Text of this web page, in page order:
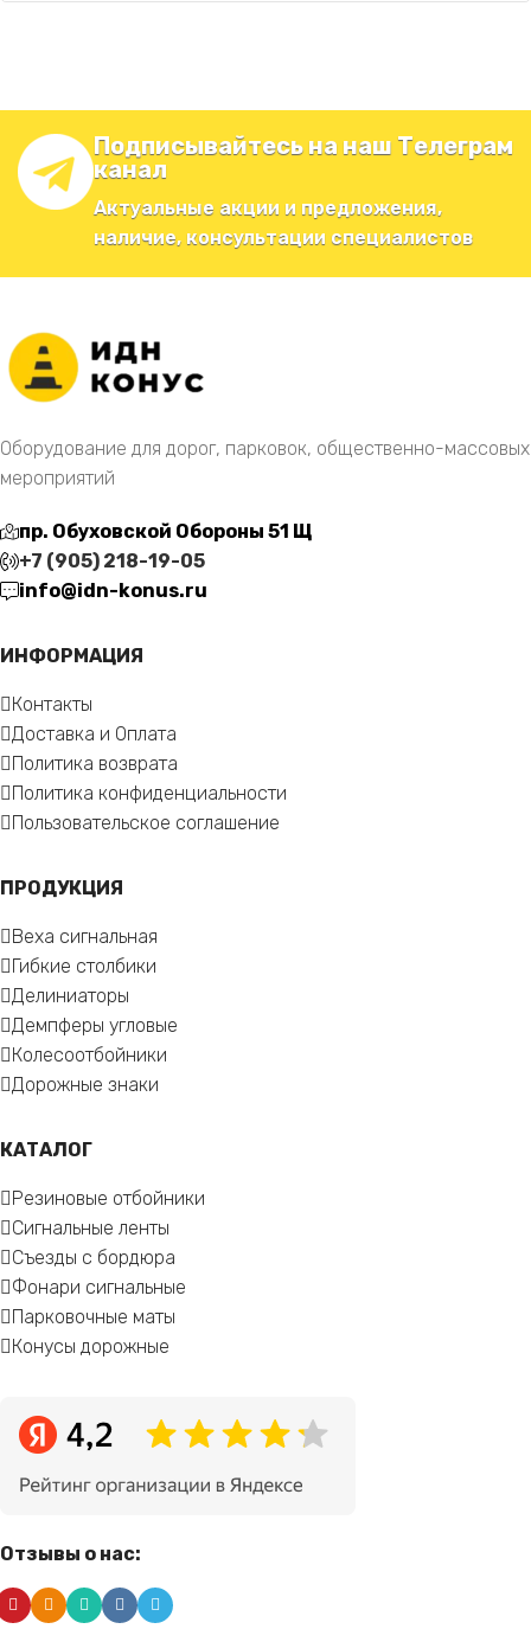
Подписывайтесь на наш Телеграм
канал
Актуальные акции и предложения,
наличие, консультации специалистов
Оборудование для дорог, парковок, общественно-массовых
мероприятий
пр. Обуховской Обороны 51 Щ
+7 (905) 218-19-05
info@idn-konus.ru
ИНФОРМАЦИЯ
Контакты
Доставка и Оплата
Политика возврата
Политика конфиденциальности
Пользовательское соглашение
ПРОДУКЦИЯ
Веха сигнальная
Гибкие столбики
Делиниаторы
Демпферы угловые
Колесоотбойники
Дорожные знаки
КАТАЛОГ
Резиновые отбойники
Сигнальные ленты
Съезды с бордюра
Фонари сигнальные
Парковочные маты
Конусы дорожные
Отзывы о нас: